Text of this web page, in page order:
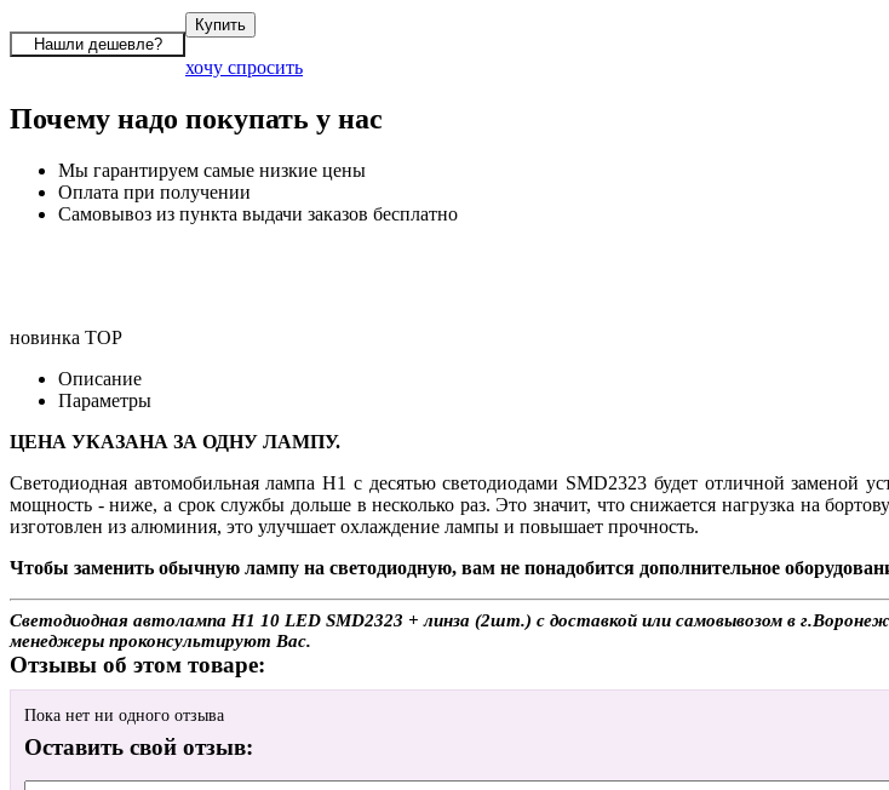
хочу спросить
Почему надо покупать у нас
Мы гарантируем самые низкие цены
Оплата при получении
Самовывоз из пункта выдачи заказов бесплатно
новинка TOP
Описание
Параметры
ЦЕНА УКАЗАНА ЗА ОДНУ ЛАМПУ.
Светодиодная автомобильная лампа H1 с десятью светодиодами SMD2323 будет отличной заменой
мощность - ниже, а срок службы дольше в несколько раз. Это значит, что снижается нагрузка на
изготовлен из алюминия, это улучшает охлаждение лампы и повышает прочность.
Чтобы заменить обычную лампу на светодиодную, вам не понадобится дополнительное
Светодиодная автолампа H1 10 LED SMD2323 + линза (2шт.) с доставкой или самовывозом в
менеджеры проконсультируют Вас.
Отзывы об этом товаре:
Пока нет ни одного отзыва
Оставить свой отзыв: